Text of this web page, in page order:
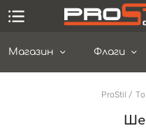
Магазин Флаги
ProStil